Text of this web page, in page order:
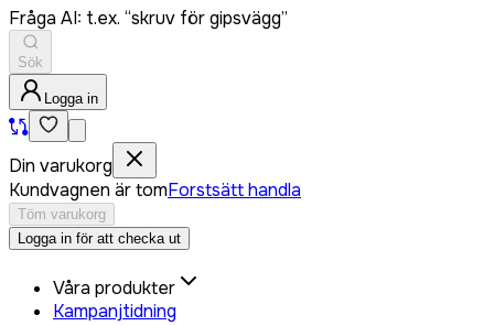
Fråga AI: t.ex. “skruv för gipsvägg”
Sök
Logga in
Din varukorg
Kundvagnen är tomForstsätt handla
Töm varukorg
Logga in för att checka ut
Våra produkter
Kampanjtidning